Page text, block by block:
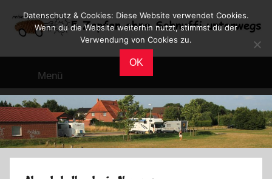
Inhalt
Reiseblog
im
Wohnmobil
Menü
Datenschutz & Cookies: Diese Website verwendet Cookies.
Wenn du die Website weiterhin nutzt, stimmst du der
Verwendung von Cookies zu.
OK